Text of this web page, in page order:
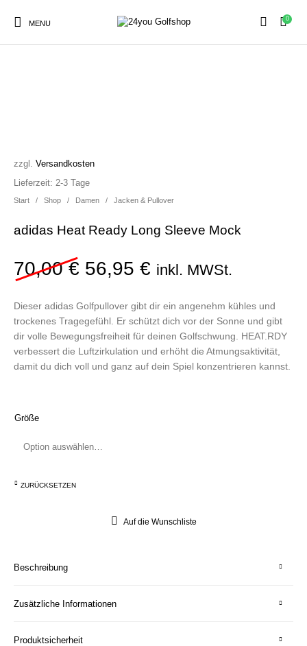
MENU
0
SALE!
Start / Shop / Damen / Jacken & Pullover
adidas Heat Ready Long Sleeve Mock
70,00€ Ursprünglicher Preis
56,95€ Aktueller Preis
inkl. MWSt.
zzgl.Versandkosten
Dieser adidas Golfpullover gibt dir ein angenehm kühles und
trockenes Tragegefühl. Er schützt dich vor der Sonne und gibt
dir volle Bewegungsfreiheit für deinen Golfschwung. HEAT.RDY
verbessert die Luftzirkulation und erhöht die Atmungsaktivität,
damit du dich voll und ganz auf dein Spiel konzentrieren kannst.
Lieferzeit:2-3 Tage
Größe
ZURÜCKSETZEN
Auf die Wunschliste
Beschreibung
Zusätzliche Informationen
Produktsicherheit